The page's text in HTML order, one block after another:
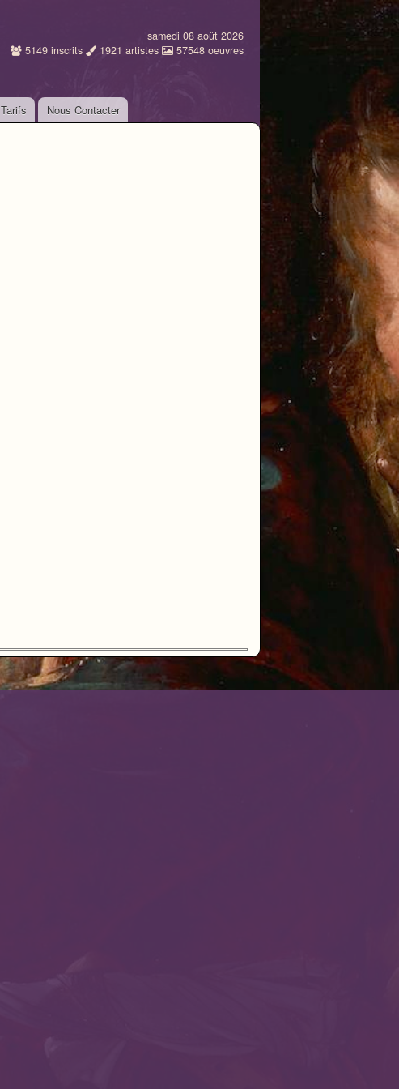
samedi 08 août 2026
5149 inscrits 1921 artistes 57548 oeuvres
Tarifs Nous Contacter